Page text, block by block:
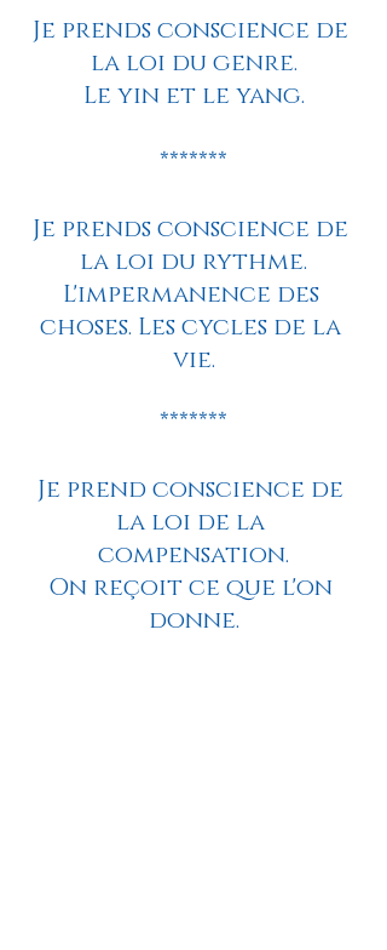
Je prends conscience de
la loi du genre.
Le yin et le yang.
*******
Je prends conscience de
la loi du rythme.
L'impermanence des
choses. Les cycles de la
vie.
*******
Je prend conscience de
la loi de la
compensation.
On reçoit ce que l'on
donne.